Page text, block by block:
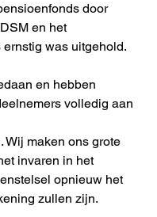
door
en het
was uitgehold.
en hebben
volledig aan
Wij maken ons grote
invaren in het
opnieuw het
zullen zijn.